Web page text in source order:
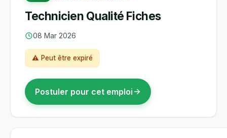
Technicien Qualité Fiches
08 Mar 2026
⚠ Peut être expiré
Postuler pour cet emploi